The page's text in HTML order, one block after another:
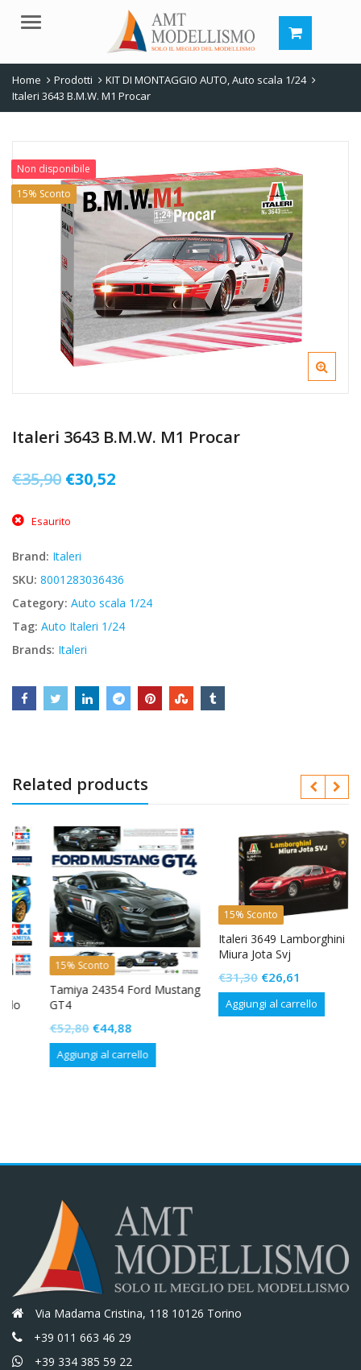
Menu
Home Prodotti KIT DI MONTAGGIO AUTO,Auto scala 1/24
Italeri 3643 B.M.W. M1 Procar
Non disponibile
15% Sconto
Italeri 3643 B.M.W. M1 Procar
€35,90 Il
originale
era:
€35,90.
€30,52Il
€30,52.
Esaurito
Brand: Italeri
SKU: 8001283036436
Category: Auto scala 1/24
Tag: Auto Italeri 1/24
Brands: Italeri
Related products
15% Sconto
Tamiya 24354 Ford Mustang
52,80Il
prezzo
originale
€44,88Il
prezzo
attuale
Aggiungi al carrello
15% Sconto
Italeri 3649 Lamborghini
Miura Jota Svj
€ 31,30Il
prezzo
originale
€26,61Il
prezzo
attuale
Aggiungi al carrello
Via Madama Cristina, 118 10126 Torino
+39 011 663 46 29
+39 334 385 59 22